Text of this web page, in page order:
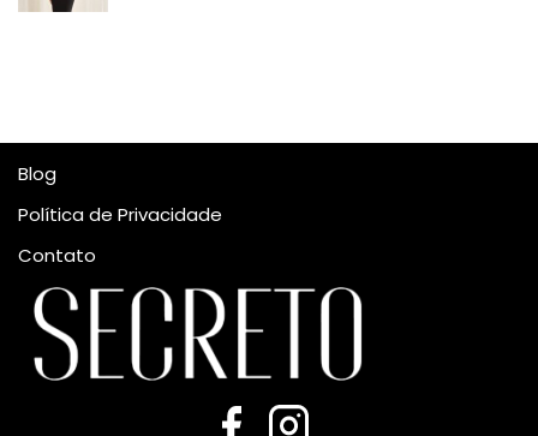
Blog
Política de Privacidade
Contato